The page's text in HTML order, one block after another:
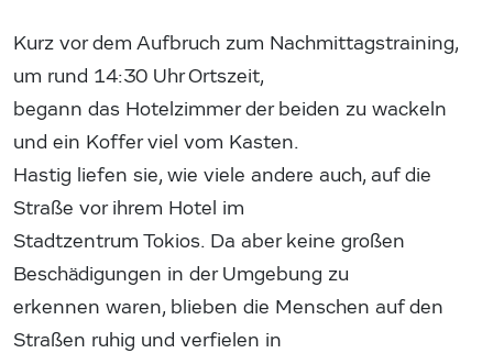
Kurz vor dem Aufbruch zum Nachmittagstraining,
um rund 14:30 Uhr Ortszeit,
begann das Hotelzimmer der beiden zu wackeln
und ein Koffer viel vom Kasten.
Hastig liefen sie, wie viele andere auch, auf die
Straße vor ihrem Hotel im
Stadtzentrum Tokios. Da aber keine großen
Beschädigungen in der Umgebung zu
erkennen waren, blieben die Menschen auf den
Straßen ruhig und verfielen in